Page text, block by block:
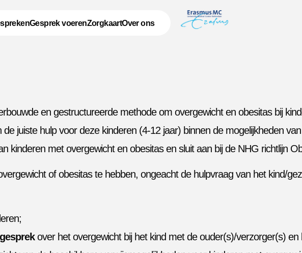
Gesprek voerenZorgkaartOver ons
en gestructureerde methode om overgewicht en obesitas bij
juiste hulp voor deze kinderen (4-12 jaar) binnen de mogelijkheden
kinderen met overgewicht en obesitas en sluit aan bij de NHG richtlijn
of obesitas te hebben, ongeacht de hulpvraag van het kind/
over het overgewicht bij het kind met de ouder(s)/verzorger(s) en